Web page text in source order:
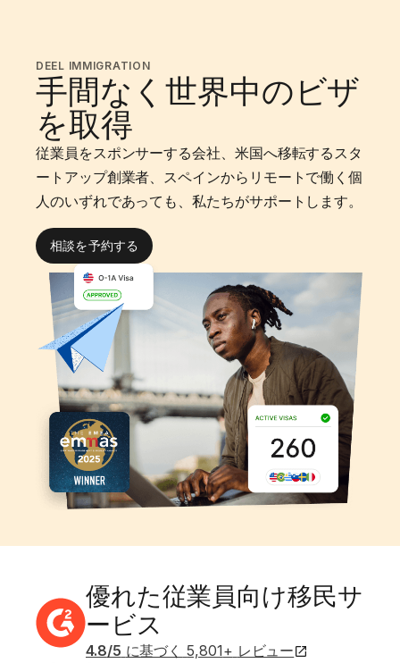
DEEL IMMIGRATION
手間なく世界中のビザ
を取得
従業員をスポンサーする会社、米国へ移転するスタ
ートアップ創業者、スペインからリモートで働く個
人のいずれであっても、私たちがサポートします。
相談を予約する
優れた従業員向け移民サ
ービス
4.8/5 に基づく 5,801+ レビュー